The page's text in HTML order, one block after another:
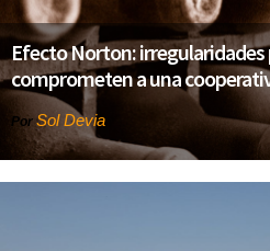
Efecto Norton: irregularidades
comprometen a una
Por Sol Devia